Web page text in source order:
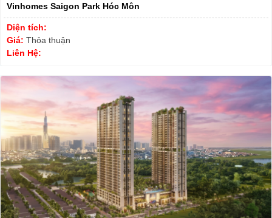
Vinhomes Saigon Park Hóc Môn
Diện tích:
Giá: Thỏa thuận
Liên Hệ: